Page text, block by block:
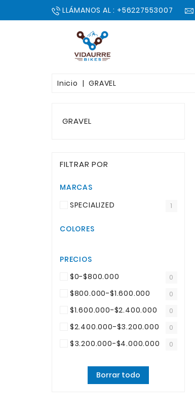
LLÁMANOS AL : +56227553007
Inicio GRAVEL
GRAVEL
FILTRAR POR
MARCAS
SPECIALIZED
1
COLORES
PRECIOS
$0-$800.000
0
$800.000-$1.600.000 0
$1.600.000-$2.400.000 0
$2.400.000-$3.200.000 0
$3.200.000-$4.000.000 0
Borrar todo